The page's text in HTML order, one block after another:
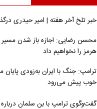
خبر تلخ آخر هفته | امیر حیدری
محسن رضایی: اجازه باز شدن مسیر
هرمز را نخواهیم داد
ترامپ: جنگ با ایران به‌زودی پایان
خوب پیش می‌رود
گفت‌وگوی ترامپ با بن سلمان درباره